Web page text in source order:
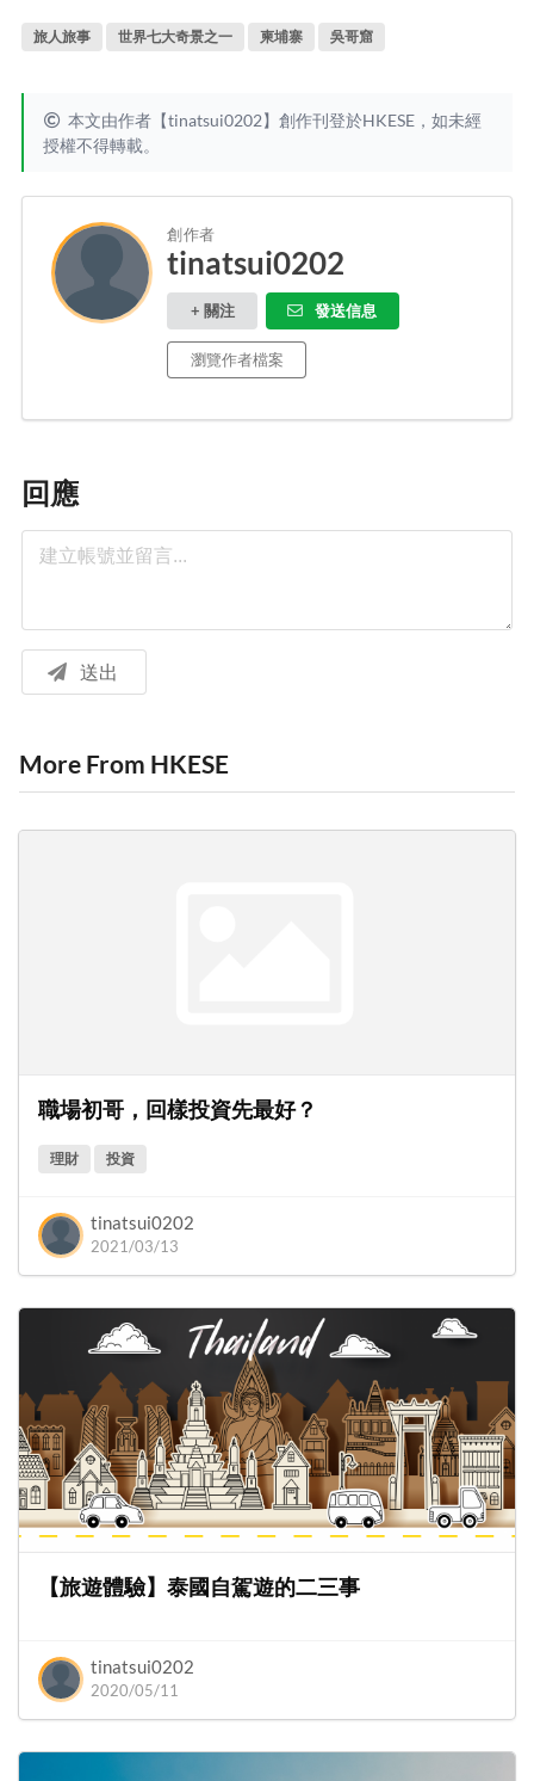
旅人旅事 世界七大奇景之一 柬埔寨 吳哥窟
本文由作者【tinatsui0202】創作刊登於HKESE，如未經
授權不得轉載。
創作者
tinatsui0202
+ 關注 發送信息
瀏覽作者檔案
回應
送出
More From HKESE
職場初哥，回樣投資先最好？
理財 投資
tinatsui0202
2021/03/13
【旅遊體驗】泰國自駕遊的二三事
tinatsui0202
2020/05/11